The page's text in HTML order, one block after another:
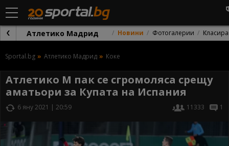
Атлетико Мадрид Новини Фотогалерии
Sportal.bg Атлетико Мадрид Коке
Атлетико М пак се сгромоляса срещу
аматьори за Купата на Испания
6 яну 2021 | 20:59 11333 1